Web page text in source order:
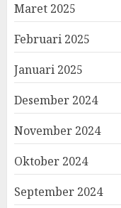
Maret 2025
Februari 2025
Januari 2025
Desember 2024
November 2024
Oktober 2024
September 2024